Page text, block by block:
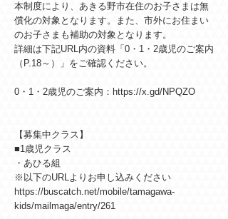
本制度により、あきる野市在住のお子さまは無
償化の対象となります。また、市外にお住まい
のお子さまも補助の対象となります。
詳細は下記URL内の資料「0・1・2歳児のご案内
（P.18～）」をご確認ください。
0・1・2歳児のご案内： https://x.gd/NPQZO
【募集中クラス】
■1歳児クラス
・あひる組
※以下のURLよりお申し込みください
https://buscatch.net/mobile/tamagawa-
kids/mailmaga/entry/261